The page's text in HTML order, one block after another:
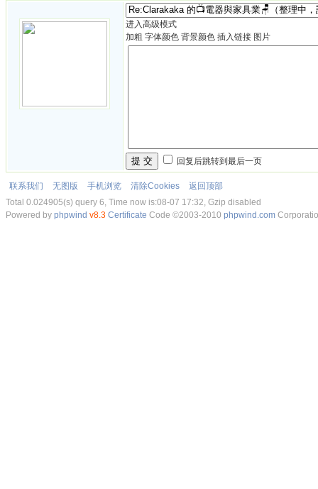
进入高级模式
加粗 字体颜色 背景颜色 插入链接 图片
提 交 回复后跳转到最后一页
联系我们 无图版 手机浏览 清除Cookies
返回顶部
Total 0.024905(s) query 6, Time now is:08-07 17:32, Gzip disabled
Powered by phpwind v8.3 Certificate Code ©2003-2010 phpwind.com